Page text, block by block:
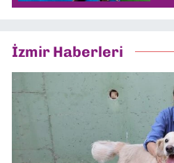
İzmir Haberleri